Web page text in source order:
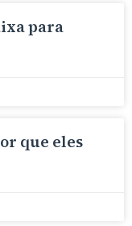
para
que eles